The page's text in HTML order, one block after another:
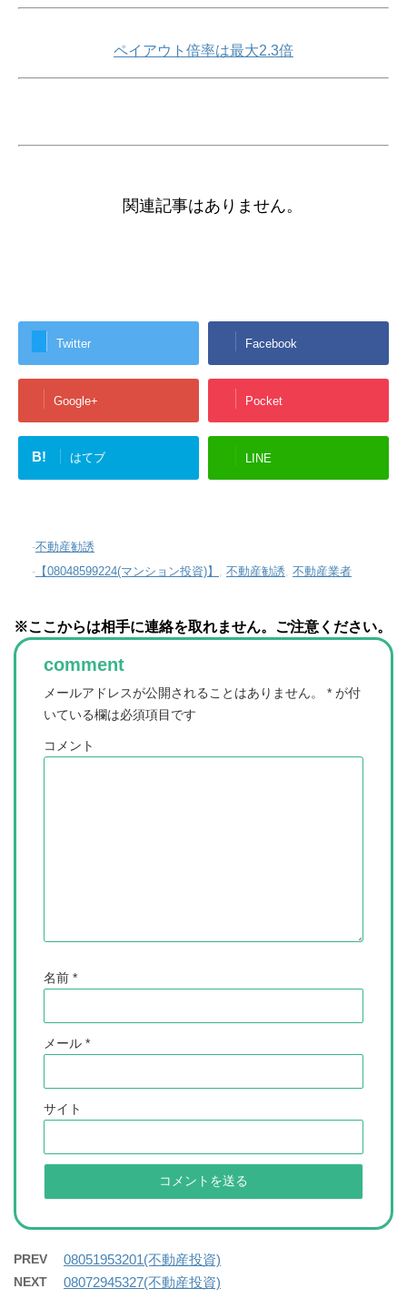
ペイアウト倍率は最大2.3倍
関連記事はありません。
Twitter Facebook
Google+ Pocket
B! はてブ LINE
-不動産勧誘
- 【08048599224(マンション投資)】 不動産勧誘 不動産業者
※ここからは相手に連絡を取れません。ご注意ください。
comment
メールアドレスが公開されることはありません。 * が付
いている欄は必須項目です
コメント
名前 *
メール *
サイト
PREV 08051953201(不動産投資)
NEXT 08072945327(不動産投資)